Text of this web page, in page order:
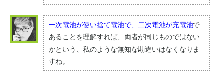
一次電池が使い捨て電池で、二次電池が充電池で
あることを理解すれば、両者が同じものではない
かという、私のような無知な勘違いはなくなりま
すね。